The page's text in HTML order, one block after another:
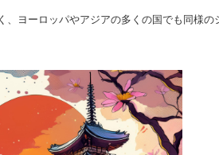
、ヨーロッパやアジアの多くの国でも同様の